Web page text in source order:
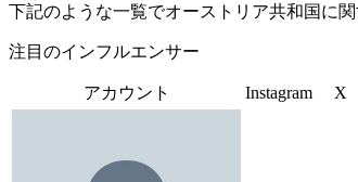
下記のような一覧でオーストリア共和国に
注目のインフルエンサー
アカウント Instagram X